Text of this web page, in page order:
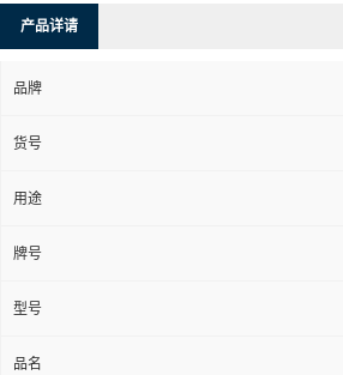
产品详请
品牌
货号
用途
牌号
型号
品名